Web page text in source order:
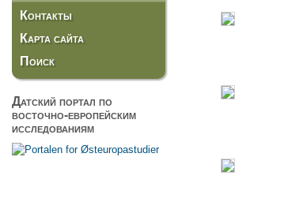
Контакты
Карта сайта
Поиск
Датский портал по
восточно-европейским
исследованиям